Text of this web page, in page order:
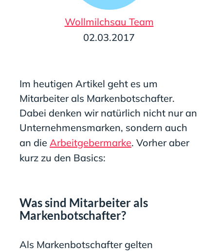
Wollmilchsau Team
02.03.2017
Im heutigen Artikel geht es um
Mitarbeiter als Markenbotschafter.
Dabei denken wir natürlich nicht nur an
Unternehmensmarken, sondern auch
an die Arbeitgebermarke. Vorher aber
kurz zu den Basics:
Was sind Mitarbeiter als
Markenbotschafter?
Als Markenbotschafter gelten